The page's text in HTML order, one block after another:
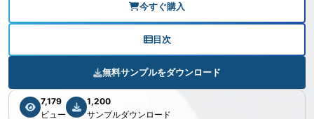
今すぐ購入
目次
無料サンプルをダウンロード
7,179
ビュー
1,200
サンプルダウンロード